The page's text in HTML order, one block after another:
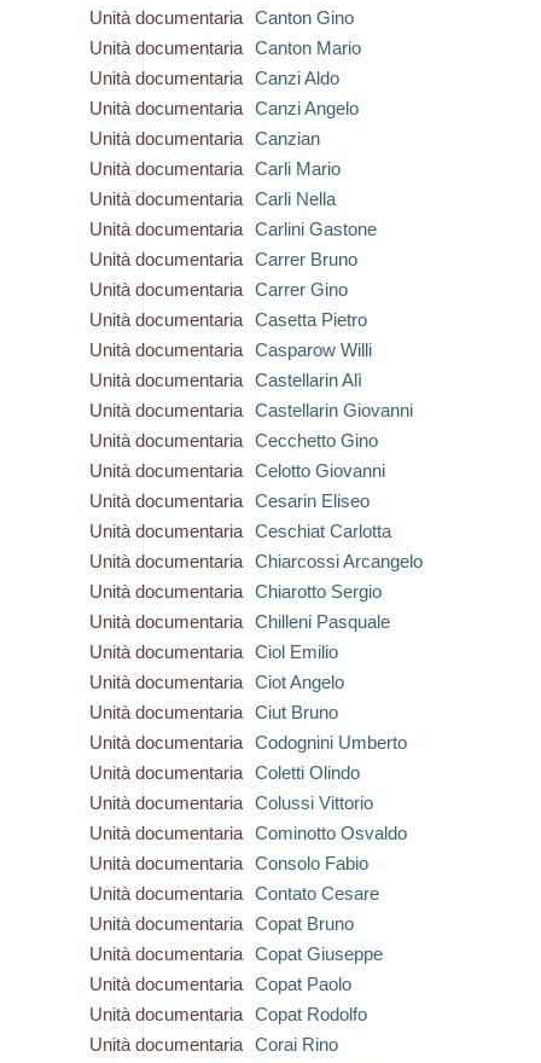
Unità documentaria
Canton Gino
Unità documentaria
Canton Mario
Unità documentaria
Canzi Aldo
Unità documentaria
Canzi Angelo
Unità documentaria
Canzian
Unità documentaria
Carli Mario
Unità documentaria
Carli Nella
Unità documentaria
Carlini Gastone
Unità documentaria
Carrer Bruno
Unità documentaria
Carrer Gino
Unità documentaria
Casetta Pietro
Unità documentaria
Casparow Willi
Unità documentaria
Castellarin Alì
Unità documentaria
Castellarin Giovanni
Unità documentaria
Cecchetto Gino
Unità documentaria
Celotto Giovanni
Unità documentaria
Cesarin Eliseo
Unità documentaria
Ceschiat Carlotta
Unità documentaria
Chiarcossi Arcangelo
Unità documentaria
Chiarotto Sergio
Unità documentaria
Chilleni Pasquale
Unità documentaria
Ciol Emilio
Unità documentaria
Ciot Angelo
Unità documentaria
Ciut Bruno
Unità documentaria
Codognini Umberto
Unità documentaria
Coletti Olindo
Unità documentaria
Colussi Vittorio
Unità documentaria
Cominotto Osvaldo
Unità documentaria
Consolo Fabio
Unità documentaria
Contato Cesare
Unità documentaria
Copat Bruno
Unità documentaria
Copat Giuseppe
Unità documentaria
Copat Paolo
Unità documentaria
Copat Rodolfo
Unità documentaria
Corai Rino